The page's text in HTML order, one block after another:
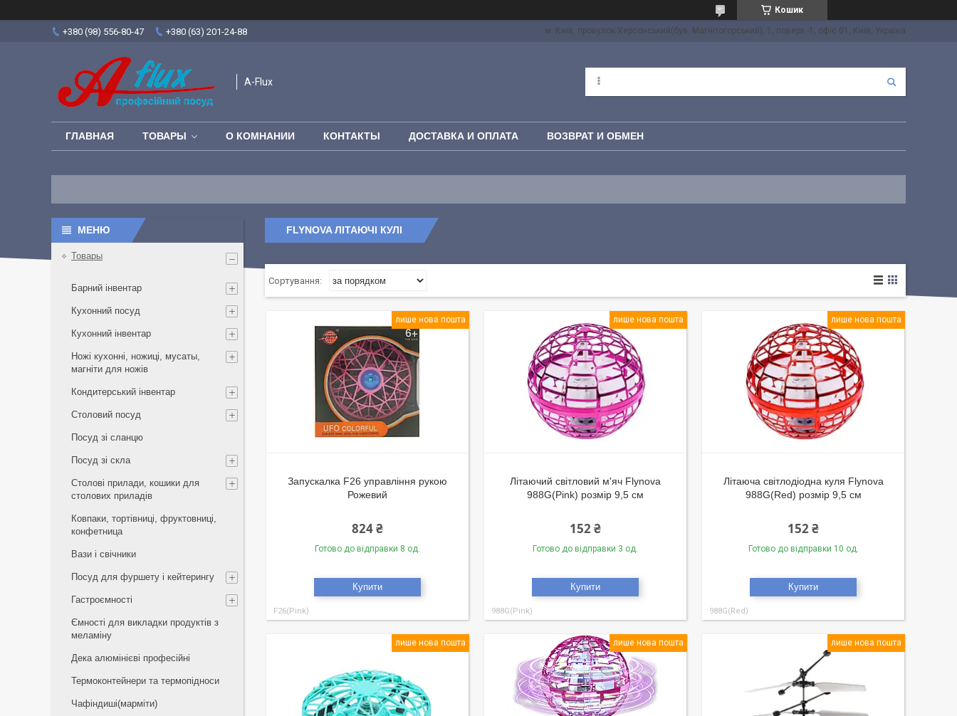
Кошик
+380 (98) 556-80-47 +380 (63) 201-24-88 м. Київ, провулок Херсонський(був. Магнітогорський), 1, поверх -1, офіс 01, Київ, Україна
A-Flux
ГЛАВНАЯ ТОВАРЫ О КОМНАНИИ КОНТАКТЫ ДОСТАВКА И ОПЛАТА ВОЗВРАТ И ОБМЕН
FLYNOVA ЛІТАЮЧІ КУЛІ
лише нова пошта
Запускалка F26 управління рукою
Рожевий
824 ₴
Готово до відправки 8 од.
Купити
F26(Pink)
лише нова пошта
Літаючий світловий м'яч Flynova
988G(Pink) розмір 9,5 см
152 ₴
Готово до відправки 3 од.
Купити
988G(Pink)
лише нова пошта
Літаюча світлодіодна куля Flynova
988G(Red) розмір 9,5 см
152 ₴
Готово до відправки 10 од.
Купити
988G(Red)
лише нова пошта лише нова пошта лише нова пошта
Товары
Барний інвентар
Кухонний посуд
Кухонний інвентар
Ножі кухонні, ножиці, мусаты,
магніти для ножів
Кондитерський інвентар
Столовий посуд
Посуд зі сланцю
Посуд зі скла
Столові прилади, кошики для
столових приладів
Ковпаки, тортівниці, фруктовниці,
конфетница
Вази і свічники
Посуд для фуршету і кейтерингу
Гастроємності
Ємності для викладки продуктів з
меламіну
Дека алюмінієві професійні
Термоконтейнери та термопідноси
Чафіндиші(марміти)